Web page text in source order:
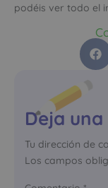
podéis ver todo el
Deja
Tu dirección de
Los campos